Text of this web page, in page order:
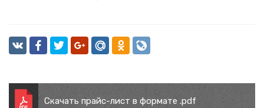
Скачать прайс-лист в формате .pdf